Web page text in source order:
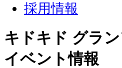
採用情報
キドキド グラ
イベント情報